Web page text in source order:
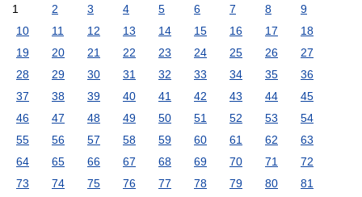
1 2 3 4 5 6 7 8
9
10
11 12 13 14 15 16 17
18
19
20 21 22 23 24 25 26
27
28
29 30 31 32 33 34 35
36
37
38 39 40 41 42 43 44
45
46
47 48 49 50 51 52 53
54
55
56 57 58 59 60 61 62
63
64
65 66 67 68 69 70 71
72
73
74 75 76 77 78 79 80
81